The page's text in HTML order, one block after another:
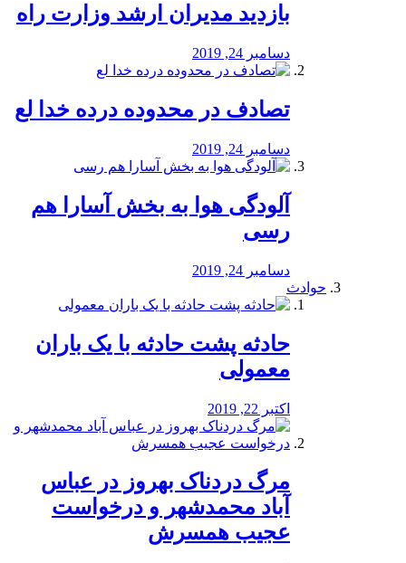
بازدید مدیران ارشد وزارت راه
دسامبر 24, 2019
تصادف در محدوده درده خدا لع
دسامبر 24, 2019
آلودگی هوا به بخش آسارا هم
رسی
دسامبر 24, 2019
حوادث
️حادثه پشت حادثه با یک باران
معمولی
اکتبر 22, 2019
مرگ دردناک بهروز در عباس
آباد محمدشهر و درخواست
عجیب همسرش